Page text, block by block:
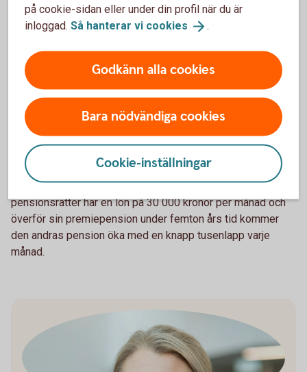
– Om den ena föräldern tar ett större ansvar för hem och
barn genom att arbeta deltid under några år bör den förälder
kompensera den andra. Det kan man göra genom ett extra
sparande i den andras namn, som enskild egendom, eller
genom att överföra pensionsrätter för premiepension,
säger Madelén Falkenhäll.
Som gifta kan man överföra pensionsrätter för
premiepension till varandra. Det innebär att den ena överför
de pengar som skulle satts av till sin premiepension till
make, maka eller registrerade partner. Om den som överför
pensionsrätter har en lön på 30 000 kronor per månad och
överför sin premiepension under femton års tid kommer
den andras pension öka med en knapp tusenlapp varje
månad.
på cookie-sidan eller under din profil när du är
inloggad. Så hanterar vi cookies .
Godkänn alla cookies
Bara nödvändiga cookies
Cookie-inställningar